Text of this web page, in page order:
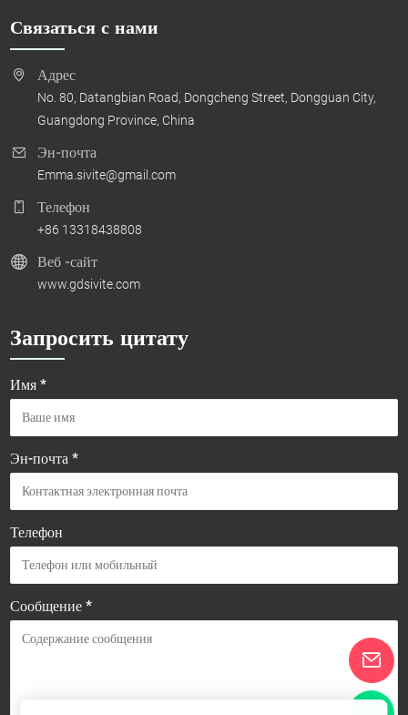
Связаться с нами
Адрес
No. 80, Datangbian Road, Dongcheng Street, Dongguan City,
Guangdong Province, China
Эн-почта
Emma.sivite@gmail.com
Телефон
+86 13318438808
Веб -сайт
www.gdsivite.com
Запросить цитату
Имя *
Эн-почта *
Телефон
Сообщение *